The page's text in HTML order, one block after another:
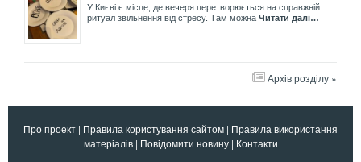
У Києві є місце, де вечеря перетворюється на справжній
ритуал звільнення від стресу. Там можна Читати далі…
Архів розділу »
Про проект | Правила користування сайтом | Правила використання
матеріалів| Повідомити новину| Контакти